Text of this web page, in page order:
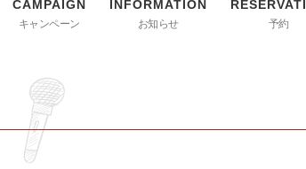
キャンペーン お知らせ 予約